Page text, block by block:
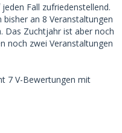
Fall zufriedenstellend.
an 8 Veranstaltungen
Das Zuchtjahr ist aber noch
noch zwei Veranstaltungen
7 V-Bewertungen mit